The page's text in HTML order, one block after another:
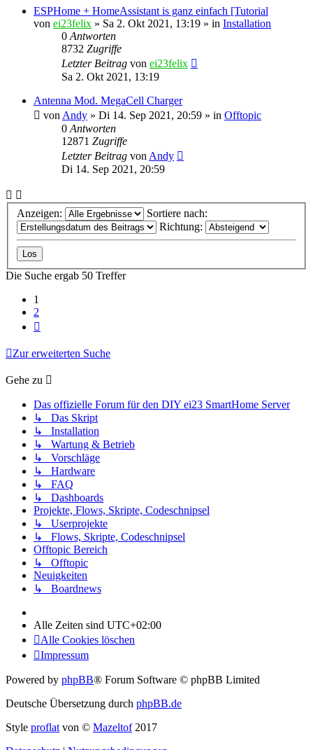
ESPHome + HomeAssistant is ganz einfach [Tutorial
von ei23felix » Sa 2. Okt 2021, 13:19 » in Installation
0 Antworten
8732 Zugriffe
Letzter Beitrag von ei23felix
Sa 2. Okt 2021, 13:19
Antenna Mod. MegaCell Charger
von Andy » Di 14. Sep 2021, 20:59 » in Offtopic
0 Antworten
12871 Zugriffe
Letzter Beitrag von Andy
Di 14. Sep 2021, 20:59
Anzeigen:
Sortiere nach:
Richtung:
Die Suche ergab 50 Treffer
1
2
Zur erweiterten Suche
Gehe zu
Das offizielle Forum für den DIY ei23 SmartHome Server
↳ Das Skript
↳ Installation
↳ Wartung & Betrieb
↳ Vorschläge
↳ Hardware
↳ FAQ
↳ Dashboards
Projekte, Flows, Skripte, Codeschnipsel
↳ Userprojekte
↳ Flows, Skripte, Codeschnipsel
Offtopic Bereich
↳ Offtopic
Neuigkeiten
↳ Boardnews
Alle Zeiten sind UTC+02:00
Alle Cookies löschen
Impressum
Powered by phpBB® Forum Software © phpBB Limited
Deutsche Übersetzung durch phpBB.de
Style proflatvon © Mazeltof2017